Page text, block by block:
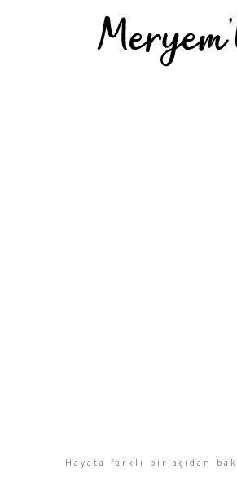
Hayata farklı bir açıdan